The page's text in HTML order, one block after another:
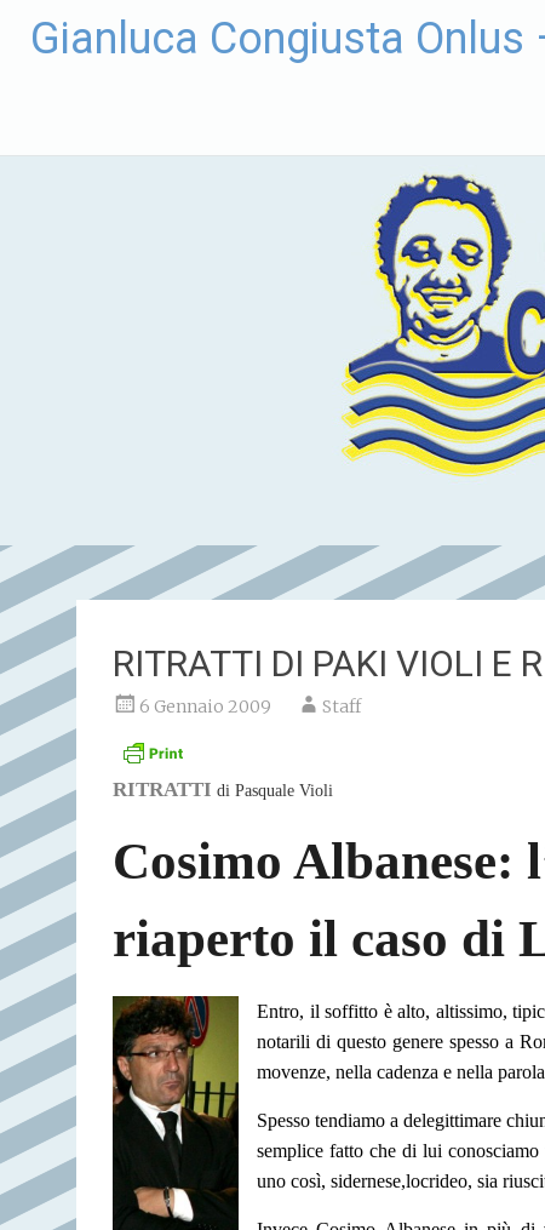
Gianluca Congiusta Onlus
RITRATTI DI PAKI VIOLI E
6 Gennaio 2009 Staff
RITRATTI di Pasquale Violi
Cosimo Albanese:
riaperto il caso di
Entro, il soffitto è alto, altissimo,
notarili di questo genere spesso a
movenze, nella cadenza e nella
Spesso tendiamo a delegittimare
semplice fatto che di lui
uno così, sidernese,locrideo, sia